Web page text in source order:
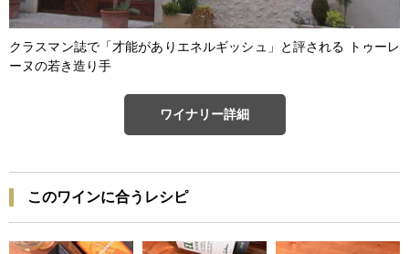
クラスマン誌で「才能がありエネルギッシュ」と評される トゥーレ
ーヌの若き造り手
ワイナリー詳細
このワインに合うレシピ